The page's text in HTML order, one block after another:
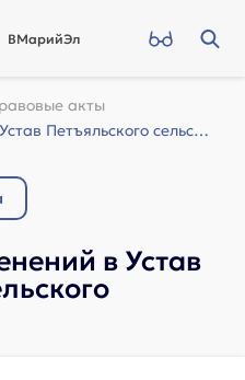
ВМарийЭл
акты
О внесении изменений в Устав Петъяльского сельского поселения
в Устав